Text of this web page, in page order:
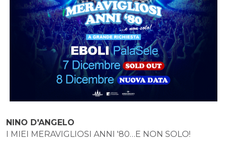
NINO D'ANGELO
I MIEI MERAVIGLIOSI ANNI '80…E NON SOLO!